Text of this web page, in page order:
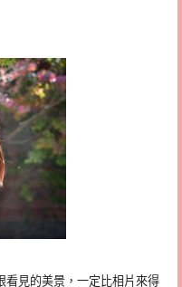
看見的美景，一定比相片來得